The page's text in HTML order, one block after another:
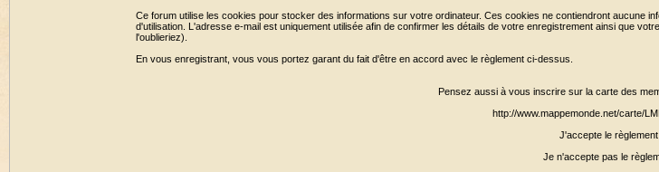
Ce forum utilise les cookies pour stocker des informations sur votre ordinateur. Ces cookies ne contiendront aucune
d'utilisation. L'adresse e-mail est uniquement utilisée afin de confirmer les détails de votre enregistrement ainsi que
l'oublieriez).
En vous enregistrant, vous vous portez garant du fait d'être en accord avec le règlement ci-dessus.
Pensez aussi à vous inscrire sur la carte des
http://www.mappemonde.net/carte/
J'accepte le règlement
Je n'accepte pas le